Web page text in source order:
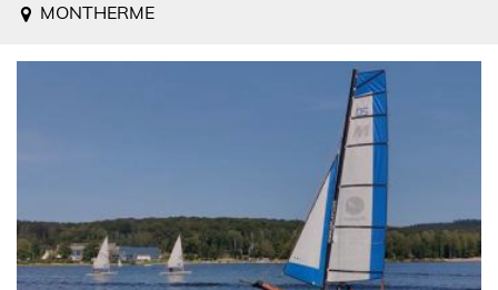
MONTHERME